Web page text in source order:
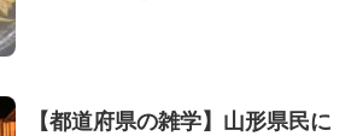
【都道府県の雑学】山形県民に